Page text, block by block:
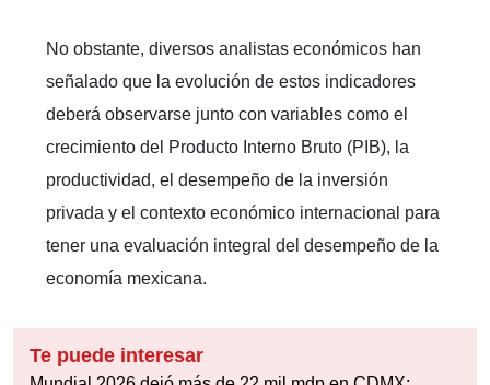
No obstante, diversos analistas económicos han
señalado que la evolución de estos indicadores
deberá observarse junto con variables como el
crecimiento del Producto Interno Bruto (PIB), la
productividad, el desempeño de la inversión
privada y el contexto económico internacional para
tener una evaluación integral del desempeño de la
economía mexicana.
Te puede interesar